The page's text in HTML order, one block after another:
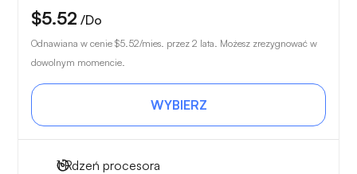
$5.52 /Do
Odnawiana w cenie $5.52/mies. przez 2 lata. Możesz zrezygnować w
dowolnym momencie.
WYBIERZ
1Rdzeń procesora